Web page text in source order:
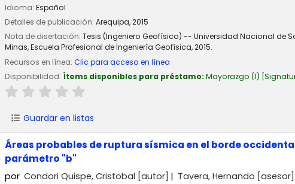
Idioma: Español
Detalles de publicación: Arequipa,2015
Nota de disertación: Tesis (Ingeniero Geofísico) -- Universidad Nacional de
Minas, Escuela Profesional de Ingeniería Geofísica, 2015.
Recursos en línea: Clic para acceso en línea
Disponibilidad: Ítems disponibles para préstamo: Mayorazgo (1)
Guardar en listas
Áreas probables de ruptura sísmica en el borde
parámetro "b"
por Condori Quispe, Cristobal [autor] Tavera, Hernando [asesor]